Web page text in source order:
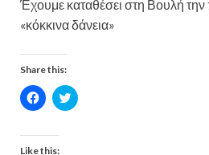
Έχουμε καταθέσει στη Βουλή την
«κόκκινα δάνεια»
Share this:
C
l
k
t
C
l
Like this: